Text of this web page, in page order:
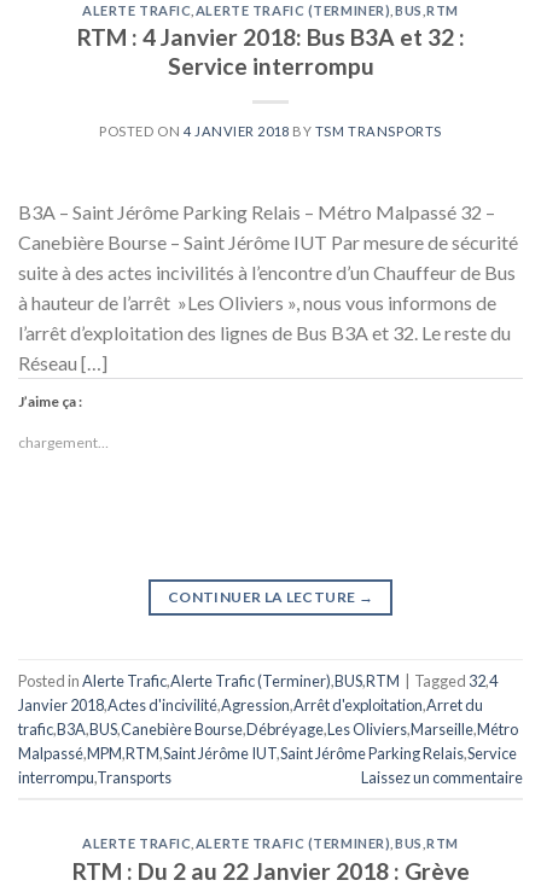
ALERTE TRAFIC ALERTE TRAFIC (TERMINER) BUS ,RTM
RTM : 4 Janvier 2018: Bus B3A et 32 :
Service interrompu
POSTED ON 4 JANVIER 2018 BY TSM TRANSPORTS
B3A – Saint Jérôme Parking Relais – Métro Malpassé 32 –
Canebière Bourse – Saint Jérôme IUT Par mesure de sécurité
suite à des actes incivilités à l’encontre d’un Chauffeur de Bus
à hauteur de l’arrêt »Les Oliviers », nous vous informons de
l’arrêt d’exploitation des lignes de Bus B3A et 32. Le reste du
Réseau […]
J’aime ça :
chargement…
CONTINUER LA LECTURE →
Posted inAlerte Trafic,Alerte Trafic (Terminer),BUS,RTM | Tagged 32,4
Janvier 2018,Actes d'incivilité,Agression,Arrêt d'exploitation,Arret du
trafic,B3A,BUS,Canebière Bourse,Débréyage,Les Oliviers,Marseille,Métro
Malpassé,MPM,RTM,Saint Jérôme IUT,Saint Jérôme Parking Relais,Service
interrompu,Transports Laissez un commentaire
ALERTE TRAFIC ALERTE TRAFIC (TERMINER) BUS ,RTM
RTM : Du 2 au 22 Janvier 2018 : Grève